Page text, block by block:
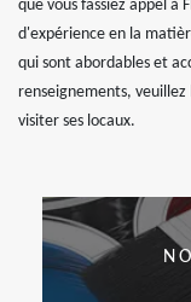
que vous fassiez appel à
d'expérience en la
qui sont abordables et
renseignements,
visiter ses locaux.